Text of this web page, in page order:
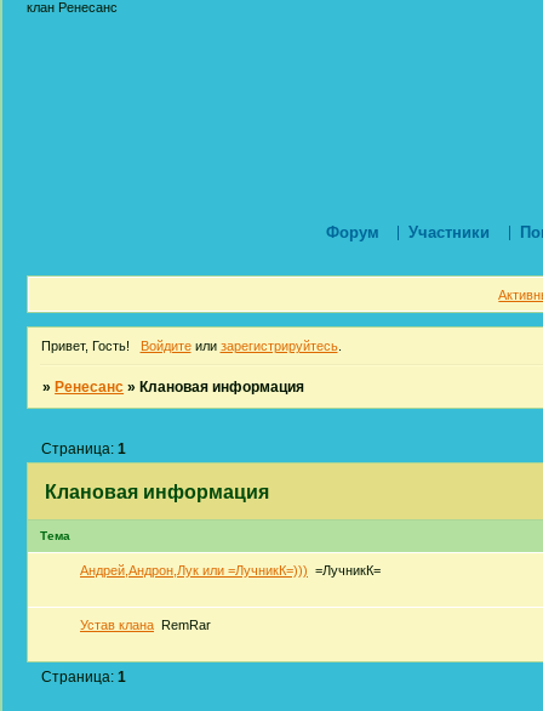
клан Ренесанс
Форум Участники
Привет, Гость! Войдитеили зарегистрируйтесь.
» Ренесанс » Клановая информация
Клановая информация
Страница:1
Тема
Aндрей,Андрон,Лук или =ЛучникК=))) =ЛучникК=
Устав клана RemRar
Страница:1